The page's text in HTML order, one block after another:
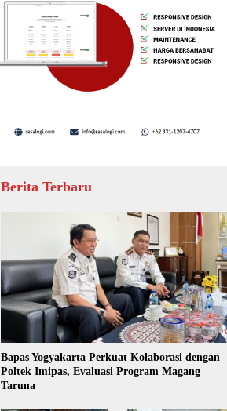
Berita Terbaru
Bapas Yogyakarta Perkuat Kolaborasi dengan
Poltek Imipas, Evaluasi Program Magang
Taruna